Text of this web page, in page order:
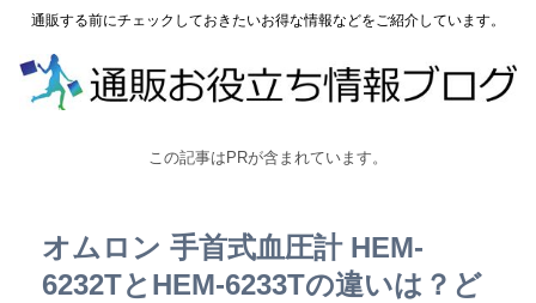
通販する前にチェックしておきたいお得な情報などをご紹介しています。
この記事はPRが含まれています。
オムロン 手首式血圧計 HEM-
6232TとHEM-6233Tの違いは？ど